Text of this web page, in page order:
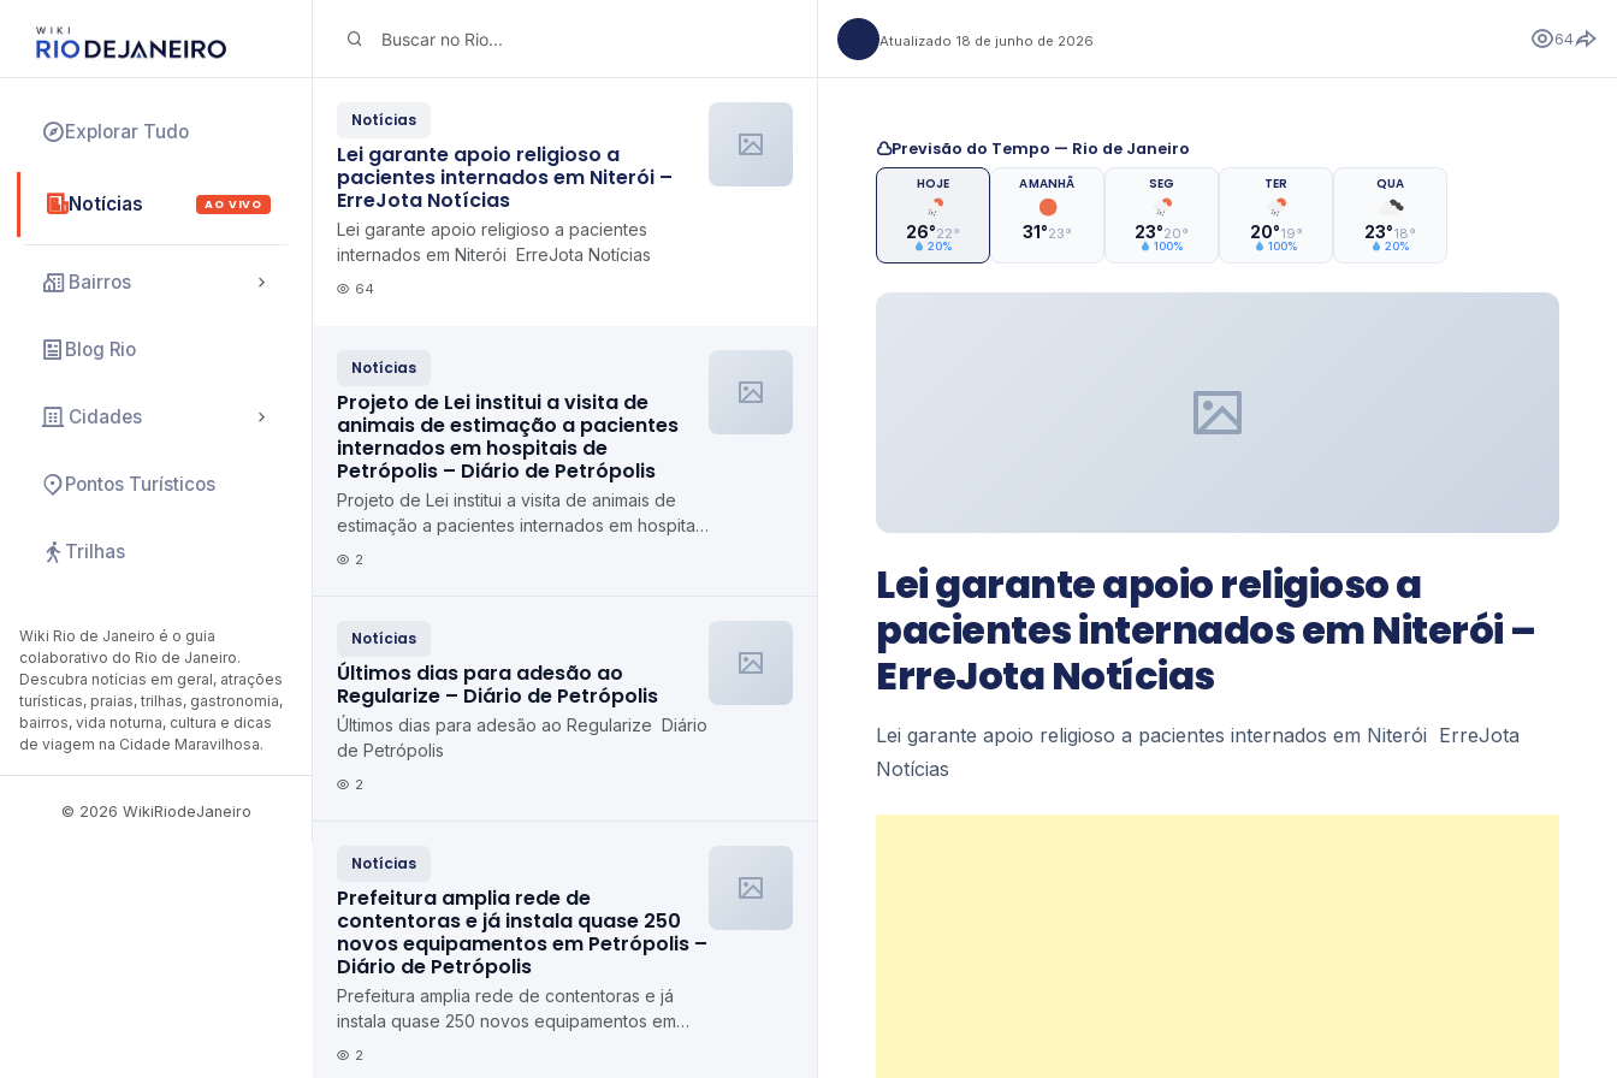
Explorar Tudo
Notícias AO VIVO
Bairros
Blog Rio
Cidades
Pontos Turísticos
Trilhas
Wiki Rio de Janeiro é o guia
colaborativo do Rio de Janeiro.
Descubra notícias em geral, atrações
turísticas, praias, trilhas, gastronomia,
bairros, vida noturna, cultura e dicas
de viagem na Cidade Maravilhosa.
© 2026 WikiRiodeJaneiro
Notícias
Lei garante apoio religioso a
pacientes internados em Niterói –
ErreJota Notícias
Lei garante apoio religioso a pacientes
internados em Niterói ErreJota Notícias
64
Notícias
Projeto de Lei institui a visita de
animais de estimação a pacientes
internados em hospitais de
Petrópolis – Diário de Petrópolis
Projeto de Lei institui a visita de animais de
estimação a pacientes internados em hospitais
de Petrópolis Diário de Petrópolis
2
Notícias
Últimos dias para adesão ao
Regularize – Diário de Petrópolis
Últimos dias para adesão ao Regularize Diário
de Petrópolis
2
Notícias
Prefeitura amplia rede de
contentoras e já instala quase 250
novos equipamentos em Petrópolis –
Diário de Petrópolis
Prefeitura amplia rede de contentoras e já
instala quase 250 novos equipamentos em
Petrópolis Diário de Petrópolis
2
Atualizado 18 de junho de 2026 64
Previsão do Tempo — Rio de Janeiro
HOJE
26°22°
20%
AMANHÃ
31°23°
SEG
23°20°
100%
TER
20°19°
100%
QUA
23°18°
20%
Lei garante apoio religioso a
pacientes internados em Niterói –
ErreJota Notícias
Lei garante apoio religioso a pacientes internados em Niterói ErreJota
Notícias